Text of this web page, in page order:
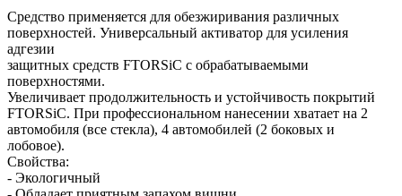
Средство применяется для обезжиривания различных
поверхностей. Универсальный активатор для усиления
адгезии
защитных средств FTORSiC с обрабатываемыми
поверхностями.
Увеличивает продолжительность и устойчивость покрытий
FTORSiC. При профессиональном нанесении хватает на 2
автомобиля (все стекла), 4 автомобилей (2 боковых и
лобовое).
Свойства:
- Экологичный